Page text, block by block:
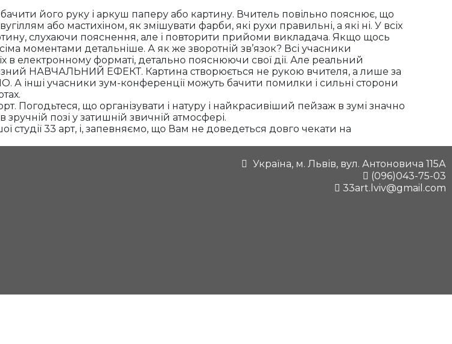
його руку і аркуш паперу або картину. Вчитель повільно пояснює, що
або мастихіном, як змішувати фарби, які рухи правильні, а які ні. У всіх
слухаючи пояснення, але і повторити прийоми викладача. Якщо щось
моментами детальніше. А як же зворотній зв’язок? Всі учасники
в електронному форматі, детально пояснюючи свої дії. Але реальний
НАВЧАЛЬНИЙ ЕФЕКТ. Картина створюється не рукою вчителя, а лише за
інші учасники зум-конференції можуть бачити помилки і сильні сторони
Погодьтеся, що організувати і натуру і найкрасивіший пейзаж в зумі значно
позі у затишній звичній атмосфері.
33 арт, і, запевняємо, що Вам не доведеться довго чекати на
Україна, м. Львів, вул. Антоновича 115А
(096)043-75-03
33art.lviv@gmail.com